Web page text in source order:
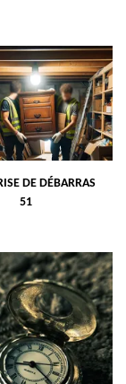
DE DÉBARRAS
51